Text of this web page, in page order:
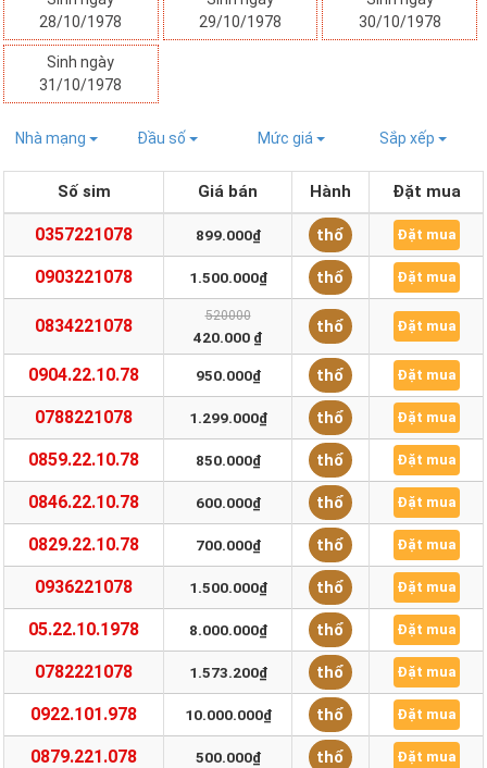
28/10/1978
29/10/1978
30/10/1978
Sinh ngày
31/10/1978
Nhà mạng Đầu số Mức giá Sắp xếp
Số sim Giá bán Hành Đặt mua
0357221078 899.000₫ thổ Đặt mua
0903221078 1.500.000₫ thổ Đặt mua
0834221078 520000
420.000 ₫
thổ Đặt mua
0904.22.10.78 950.000₫ thổ Đặt mua
0788221078 1.299.000₫ thổ Đặt mua
0859.22.10.78 850.000₫ thổ Đặt mua
0846.22.10.78 600.000₫ thổ Đặt mua
0829.22.10.78 700.000₫ thổ Đặt mua
0936221078 1.500.000₫ thổ Đặt mua
05.22.10.1978 8.000.000₫ thổ Đặt mua
0782221078 1.573.200₫ thổ Đặt mua
0922.101.978 10.000.000₫ thổ Đặt mua
0879.221.078 500.000₫ thổ Đặt mua